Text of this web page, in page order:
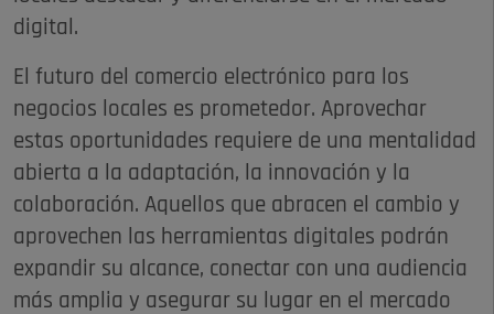
digital.
El futuro del comercio electrónico para los
negocios locales es prometedor. Aprovechar
estas oportunidades requiere de una mentalidad
abierta a la adaptación, la innovación y la
colaboración. Aquellos que abracen el cambio y
aprovechen las herramientas digitales podrán
expandir su alcance, conectar con una audiencia
más amplia y asegurar su lugar en el mercado